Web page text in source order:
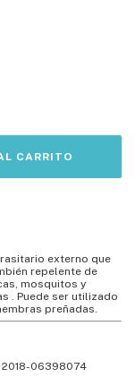
externo que
repelente de
mosquitos y
. Puede ser utilizado
preñadas.
06398074